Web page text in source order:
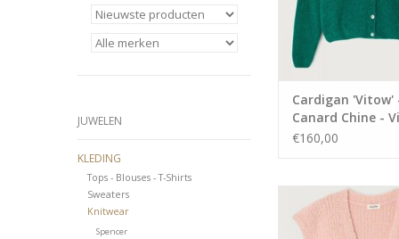
JUWELEN
KLEDING
Tops - Blouses - T-Shirts
Sweaters
Knitwear
Spencer
elastaan.
TOEVOEGEN AAN
Cardigan 'Vitow'
Canard Chine -
American Vintage
€160,00
Cardigan met
knoopsluiting.